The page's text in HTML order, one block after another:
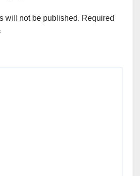
will not be published. Required